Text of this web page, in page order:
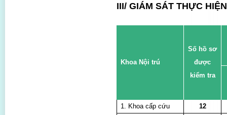
III/ GIÁM SÁT THỰC
Khoa Nội trú
Số hồ sơ
được
kiểm tra
1. Khoa cấp cứu 12